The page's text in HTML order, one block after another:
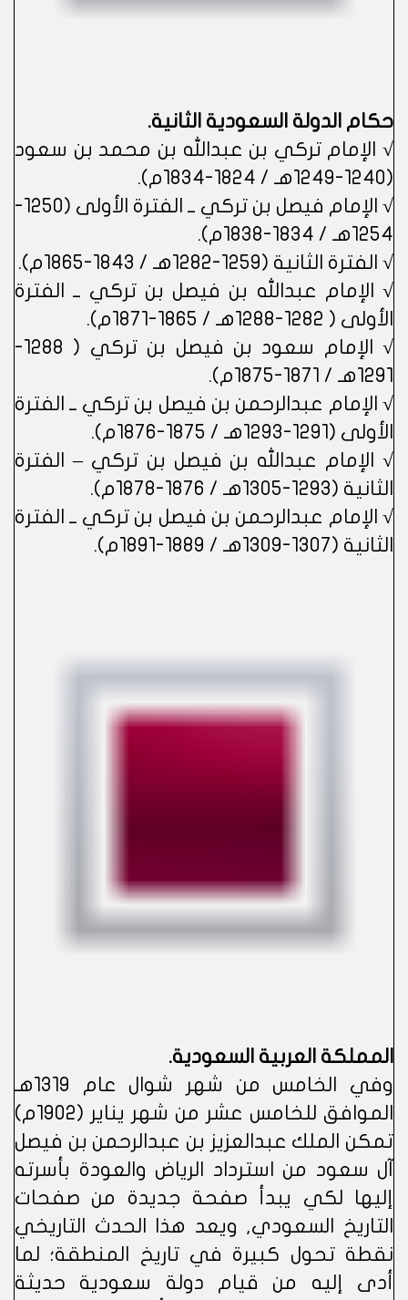
حكام الدولة السعودية الثانية.
√ الإمام تركي بن عبدالله بن محمد بن سعود
(1240-1249هـ / 1824-1834م).
√ الإمام فيصل بن تركي ــ الفترة الأولى (1250-
1254هـ / 1834-1838م).
√ الفترة الثانية (1259-1282هـ / 1843-1865م).
√ الإمام عبدالله بن فيصل بن تركي ــ الفترة
الأولى ( 1282-1288هـ / 1865-1871م).
√ الإمام سعود بن فيصل بن تركي ( 1288-
1291هـ / 1871-1875م).
√ الإمام عبدالرحمن بن فيصل بن تركي ــ الفترة
الأولى (1291-1293هـ / 1875-1876م).
√ الإمام عبدالله بن فيصل بن تركي – الفترة
الثانية (1293-1305هـ / 1876-1878م).
√ الإمام عبدالرحمن بن فيصل بن تركي ــ الفترة
الثانية (1307-1309هـ / 1889-1891م).
المملكة العربية السعودية.
وفي الخامس من شهر شوال عام 1319هـ
الموافق للخامس عشر من شهر يناير (1902م)
تمكن الملك عبدالعزيز بن عبدالرحمن بن فيصل
آل سعود من استرداد الرياض والعودة بأسرته
إليها لكي يبدأ صفحة جديدة من صفحات
التاريخ السعودي, ويعد هذا الحدث التاريخي
نقطة تحول كبيرة في تاريخ المنطقة؛ لما
أدى إليه من قيام دولة سعودية حديثة